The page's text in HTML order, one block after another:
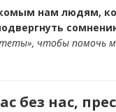
нам людям,
чтобы помочь
без нас,